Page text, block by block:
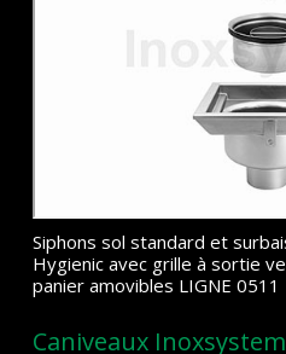
Siphons sol standard et
Hygienic avec grille à sortie
panier amovibles LIGNE 0511
Caniveaux